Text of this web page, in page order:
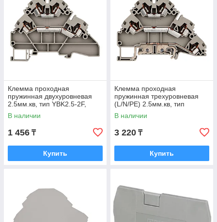
Клемма проходная
пружинная двухуровневая
2.5мм.кв, тип YBK2.5-2F,
серая
В наличии
1 456 ₸
Купить
Клемма проходная
пружинная трехуровневая
(L/N/PE) 2.5мм.кв, тип
YBK2.5-2FT, серая
В наличии
3 220 ₸
Купить